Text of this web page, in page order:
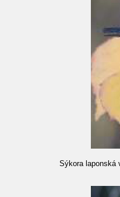
Sýkora laponská